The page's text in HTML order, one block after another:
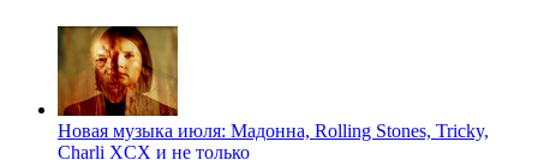
Новая музыка июля: Мадонна, Rolling Stones, Tricky,
Charli XCX и не только